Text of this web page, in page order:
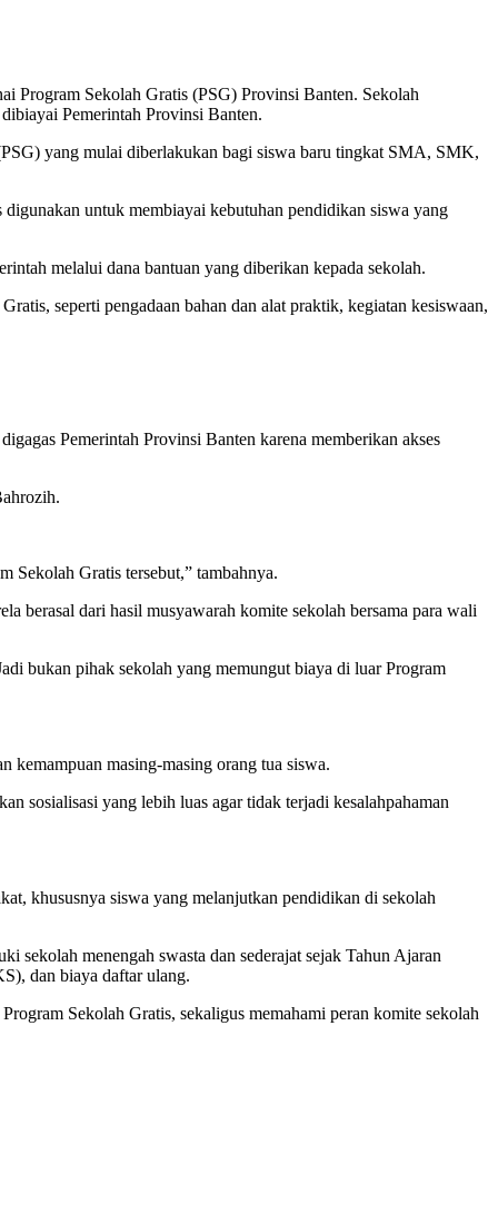
Program Sekolah Gratis (PSG) Provinsi Banten. Sekolah
Pemerintah Provinsi Banten.
yang mulai diberlakukan bagi siswa baru tingkat SMA, SMK,
untuk membiayai kebutuhan pendidikan siswa yang
melalui dana bantuan yang diberikan kepada sekolah.
seperti pengadaan bahan dan alat praktik, kegiatan kesiswaan,
Pemerintah Provinsi Banten karena memberikan akses
Sekolah Gratis tersebut,” tambahnya.
berasal dari hasil musyawarah komite sekolah bersama para wali
bukan pihak sekolah yang memungut biaya di luar Program
kemampuan masing-masing orang tua siswa.
sosialisasi yang lebih luas agar tidak terjadi kesalahpahaman
khususnya siswa yang melanjutkan pendidikan di sekolah
sekolah menengah swasta dan sederajat sejak Tahun Ajaran
dan biaya daftar ulang.
Sekolah Gratis, sekaligus memahami peran komite sekolah